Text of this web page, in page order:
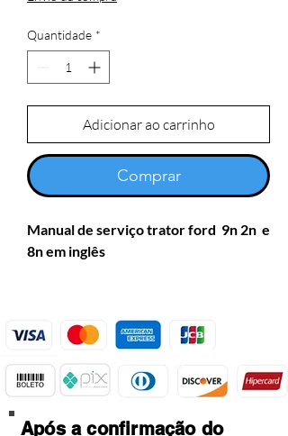
Quantidade *
Adicionar ao carrinho
Comprar
Manual de serviço trator ford 9n 2n e
8n em inglês
Após a confirmação do